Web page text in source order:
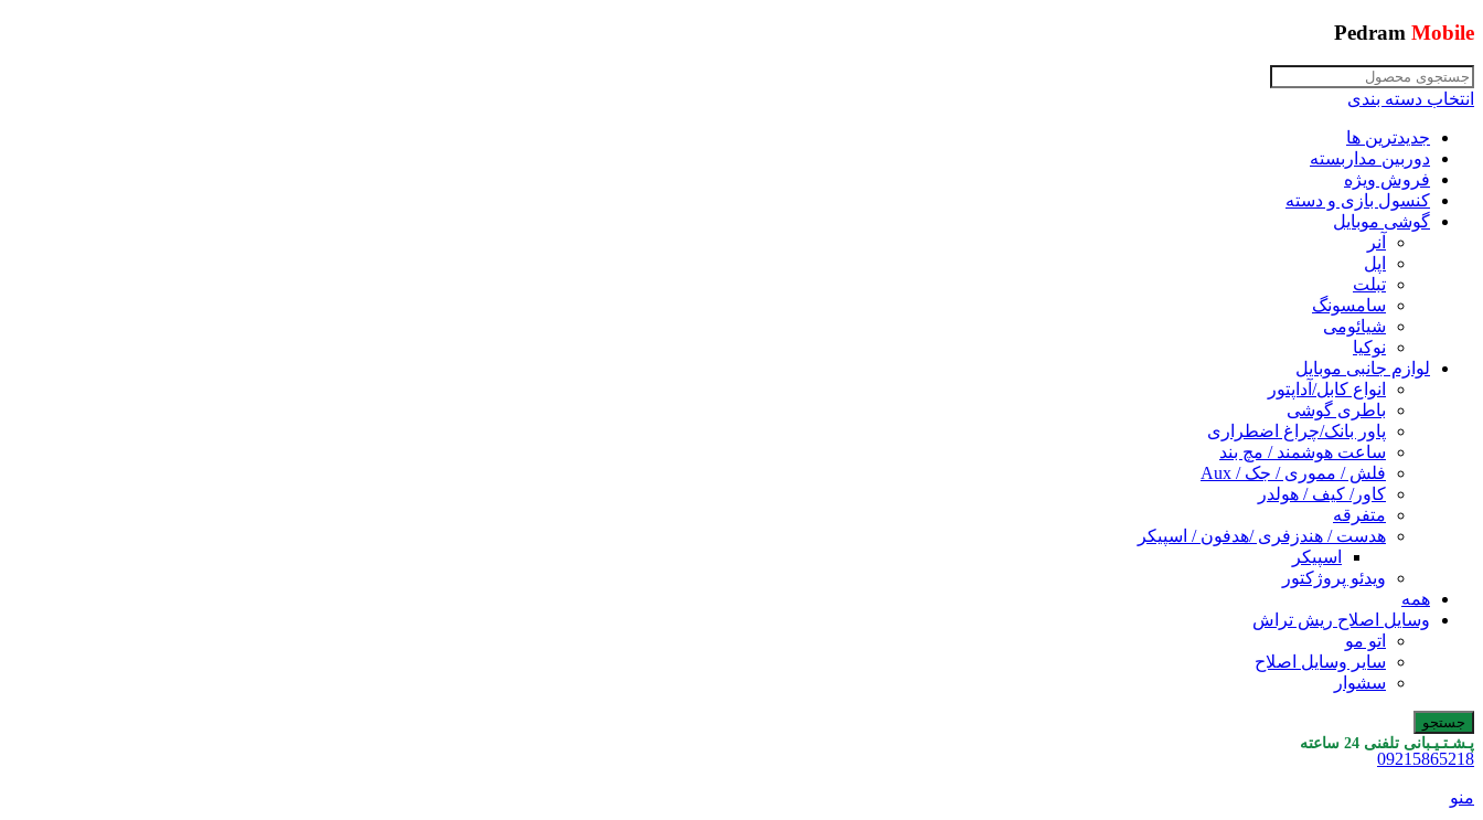
Pedram Mobile
انتخاب دسته بندی
جدیدترین ها
دوربین مداربسته
فروش ویژه
کنسول بازی و دسته
گوشی موبایل
آنر
اپل
تبلت
سامسونگ
شیائومی
نوکیا
لوازم جانبی موبایل
انواع کابل/آداپتور
باطری گوشی
پاور بانک/چراغ اضطراری
ساعت هوشمند / مچ بند
فلش / مموری / جک / Aux
کاور/ کیف / هولدر
متفرقه
هدست / هندزفری /هدفون / اسپیکر
اسپیکر
ویدئو پروژکتور
همه
وسایل اصلاح ریش تراش
اتو مو
سایر وسایل اصلاح
سشوار
جستجو
پـشـتـیـبانی تلفنی 24 ساعته
09215865218
منو